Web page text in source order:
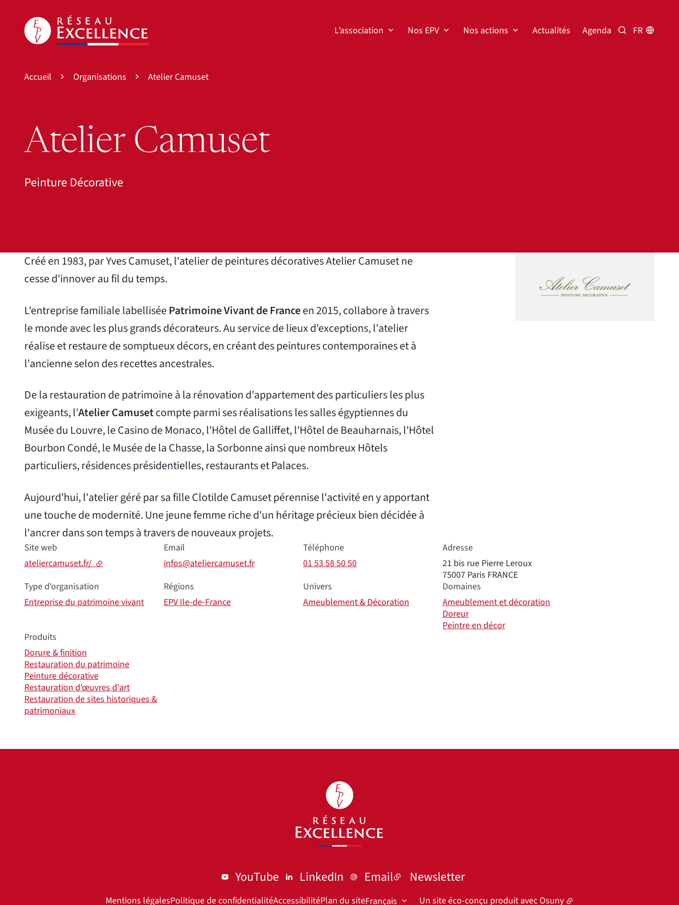
L’association Nos EPV Nos actions Actualités Agenda Rechercher
FR
Accueil Organisations Atelier Camuset
Atelier Camuset
Peinture Décorative
Créé en 1983, par Yves Camuset, l'atelier de peintures décoratives Atelier Camuset ne
cesse d'innover au fil du temps.
L'entreprise familiale labelliséePatrimoine Vivant de Franceen 2015, collabore à travers
le monde avec les plus grands décorateurs. Au service de lieux d'exceptions, l'atelier
réalise et restaure de somptueux décors, en créant des peintures contemporaines et à
l'ancienne selon des recettes ancestrales.
De la restauration de patrimoine à la rénovation d'appartement des particuliers les plus
exigeants, l'Atelier Camusetcompte parmi ses réalisations les salles égyptiennes du
Musée du Louvre, le Casino de Monaco, l'Hôtel de Galliffet, l'Hôtel de Beauharnais, l'Hôtel
Bourbon Condé, le Musée de la Chasse, la Sorbonne ainsi que nombreux Hôtels
particuliers, résidences présidentielles, restaurants et Palaces.
Aujourd'hui, l'atelier géré par sa fille Clotilde Camuset pérennise l'activité en y apportant
une touche de modernité. Une jeune femme riche d'un héritage précieux bien décidée à
l'ancrer dans son temps à travers de nouveaux projets.
Type d'organisation
Entreprise du patrimoine vivant
Régions
EPV Ile-de-France
Univers
Ameublement & Décoration
Domaines
Ameublement et décoration
Doreur
Peintre en décor
Produits
Dorure & finition
Restauration du patrimoine
Peinture décorative
Restauration d'œuvres d'art
Restauration de sites historiques &
patrimoniaux
Site web
ateliercamuset.fr/ - lien externe
Email
infos@ateliercamuset.fr
Téléphone
01 53 58 50 50
Adresse
21 bis rue Pierre Leroux
75007 Paris FRANCE
Newsletter
Email
LinkedIn
YouTube
Mentions légalesPolitique de confidentialitéAccessibilitéPlan du siteFrançais Un site éco-conçu produit avec Osuny